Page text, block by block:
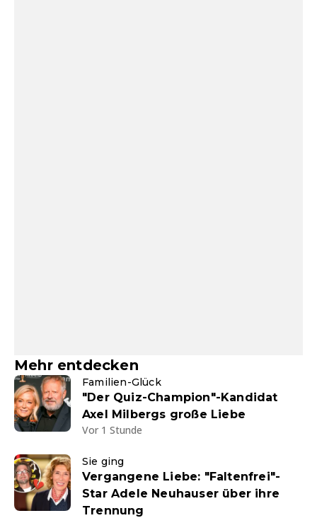
Mehr entdecken
Familien-Glück
"Der Quiz-Champion"-Kandidat
Axel Milbergs große Liebe
Vor 1 Stunde
Sie ging
Vergangene Liebe: "Faltenfrei"-
Star Adele Neuhauser über ihre
Trennung